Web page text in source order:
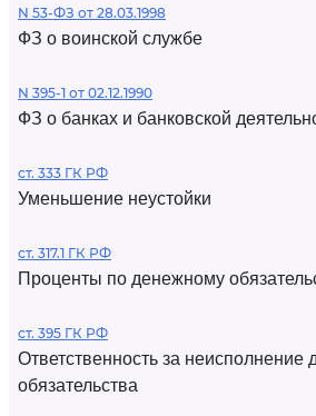
N 53-ФЗ от 28.03.1998
ФЗ о воинской службе
N 395-1 от 02.12.1990
ФЗ о банках и банковской
ст. 333 ГК РФ
Уменьшение неустойки
ст. 317.1 ГК РФ
Проценты по денежному
ст. 395 ГК РФ
Ответственность за неисполнение
обязательства